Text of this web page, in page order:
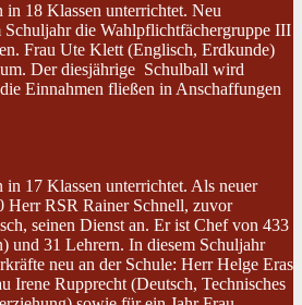
in 18 Klassen unterrichtet. Neu
Schuljahr die Wahlpflichtfächergruppe III
Frau Ute Klett (Englisch, Erdkunde)
Der diesjährige Schulball wird
Einnahmen fließen in Anschaffungen
in 17 Klassen unterrichtet. Als neuer
Herr RSR Rainer Schnell, zuvor
seinen Dienst an. Er ist Chef von 433
und 31 Lehrern. In diesem Schuljahr
neu an der Schule: Herr Helge Eras
Irene Rupprecht (Deutsch, Technisches